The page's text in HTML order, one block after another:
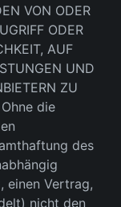
VON ODER
ODER
AUF
UND
ZU
die
des
einen Vertrag,
nicht den